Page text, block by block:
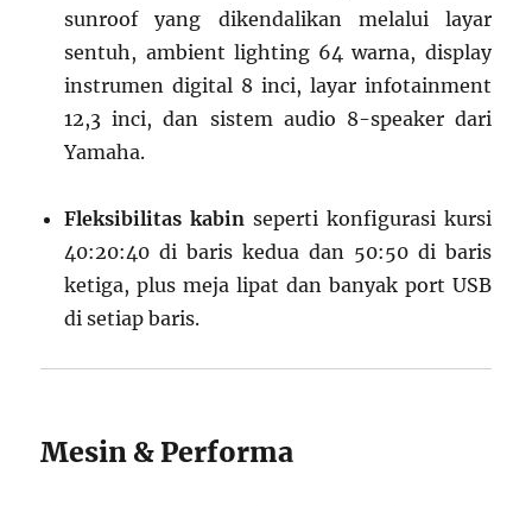
sunroof yang dikendalikan melalui layar
sentuh, ambient lighting 64 warna, display
instrumen digital 8 inci, layar infotainment
12,3 inci, dan sistem audio 8-speaker dari
Yamaha.
Fleksibilitas kabin seperti konfigurasi kursi
40:20:40 di baris kedua dan 50:50 di baris
ketiga, plus meja lipat dan banyak port USB
di setiap baris.
Mesin & Performa